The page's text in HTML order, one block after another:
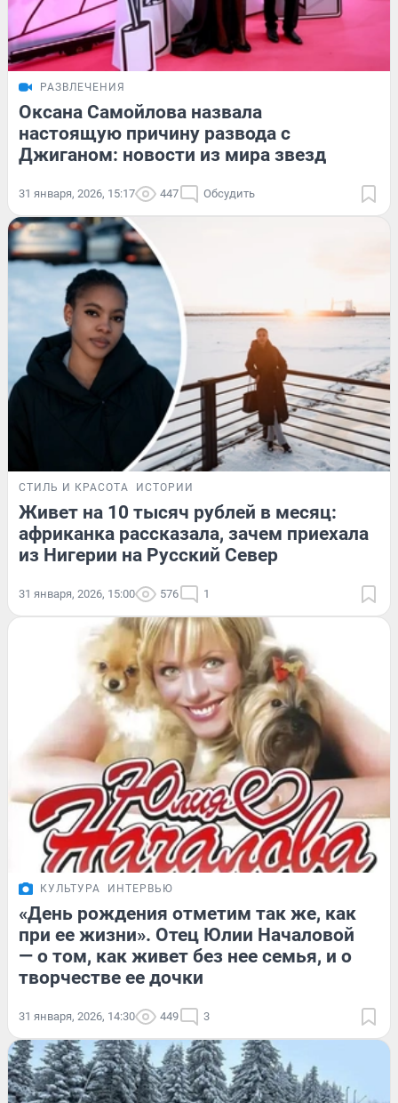
РАЗВЛЕЧЕНИЯ
Оксана Самойлова назвала
настоящую причину развода с
Джиганом: новости из мира звезд
31 января, 2026, 15:17 447 Обсудить
СТИЛЬ И КРАСОТА ИСТОРИИ
Живет на 10 тысяч рублей в месяц:
африканка рассказала, зачем приехала
из Нигерии на Русский Север
31 января, 2026, 15:00 576 1
КУЛЬТУРА ИНТЕРВЬЮ
«День рождения отметим так же, как
при ее жизни». Отец Юлии Началовой
— о том, как живет без нее семья, и о
творчестве ее дочки
31 января, 2026, 14:30 449 3